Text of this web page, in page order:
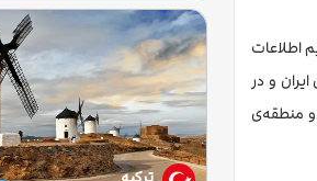
اطلاعات
و در
منطقه‌ی